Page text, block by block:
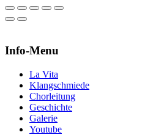
Info-Menu
La Vita
Klangschmiede
Chorleitung
Geschichte
Galerie
Youtube